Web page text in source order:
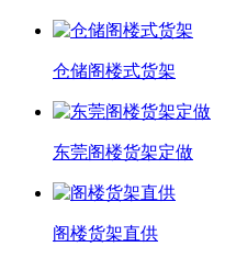
仓储阁楼式货架
东莞阁楼货架定做
阁楼货架直供